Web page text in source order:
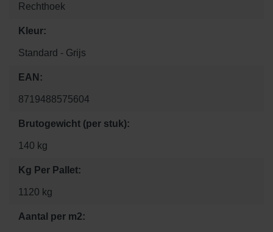
Rechthoek
Kleur:
Standard - Grijs
EAN:
8719488575604
Brutogewicht (per stuk):
140 kg
Kg Per Pallet:
1120 kg
Aantal per m2: